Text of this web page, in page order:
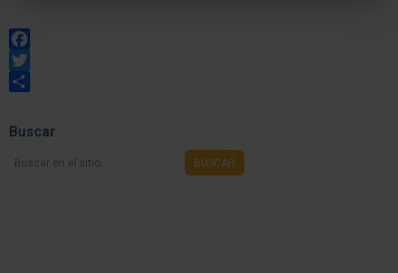
Facebook
Twitter
Buscar
Buscar
BUSCAR